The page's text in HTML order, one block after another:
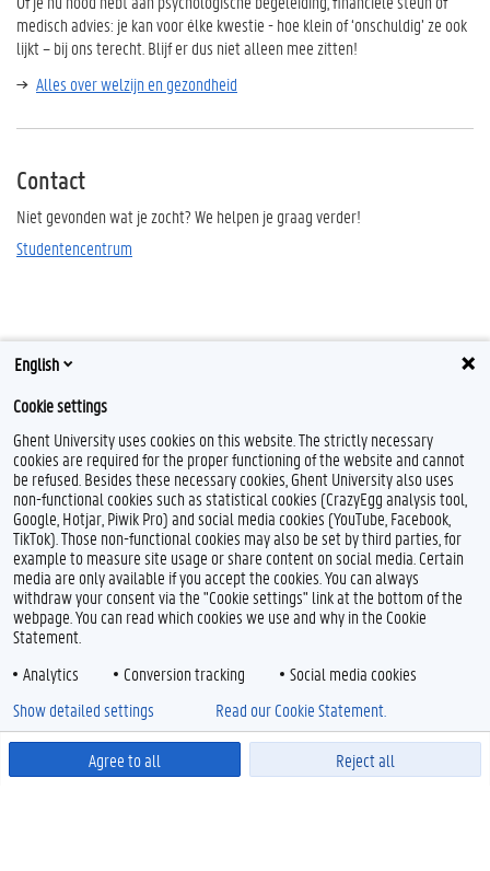
medisch advies: je kan voor élke kwestie - hoe klein of ‘onschuldig’ ze ook
lijkt – bij ons terecht. Blijf er dus niet alleen mee zitten!
Alles over welzijn en gezondheid
Contact
Niet gevonden wat je zocht? We helpen je graag verder!
Studentencentrum
English
Cookie settings
Ghent University uses cookies on this website. The strictly necessary
cookies are required for the proper functioning of the website and cannot
be refused. Besides these necessary cookies, Ghent University also uses
non-functional cookies such as statistical cookies (CrazyEgg analysis tool,
Google, Hotjar, Piwik Pro) and social media cookies (YouTube, Facebook,
TikTok). Those non-functional cookies may also be set by third parties, for
example to measure site usage or share content on social media. Certain
media are only available if you accept the cookies. You can always
withdraw your consent via the "Cookie settings" link at the bottom of the
webpage. You can read which cookies we use and why in the Cookie
Statement.
Analytics
Conversion tracking Social media cookies
Agree to all Reject all
Show detailed settings Read our Cookie Statement.